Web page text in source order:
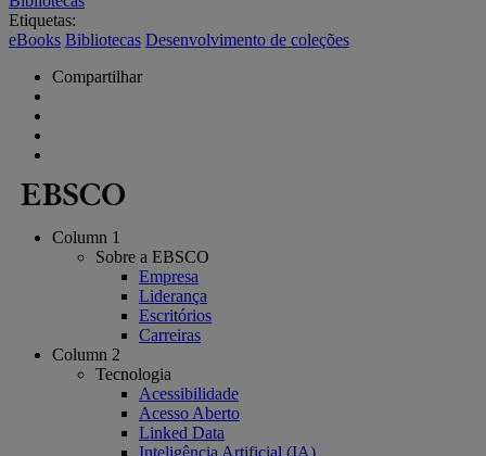
Etiquetas:
eBooks Bibliotecas Desenvolvimento de coleções
Compartilhar
Column 1
Sobre a EBSCO
Empresa
Liderança
Escritórios
Carreiras
Column 2
Tecnologia
Acessibilidade
Acesso Aberto
Linked Data